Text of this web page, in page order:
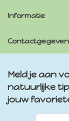
Informatie
Meld je aan
natuurlijke
jouw